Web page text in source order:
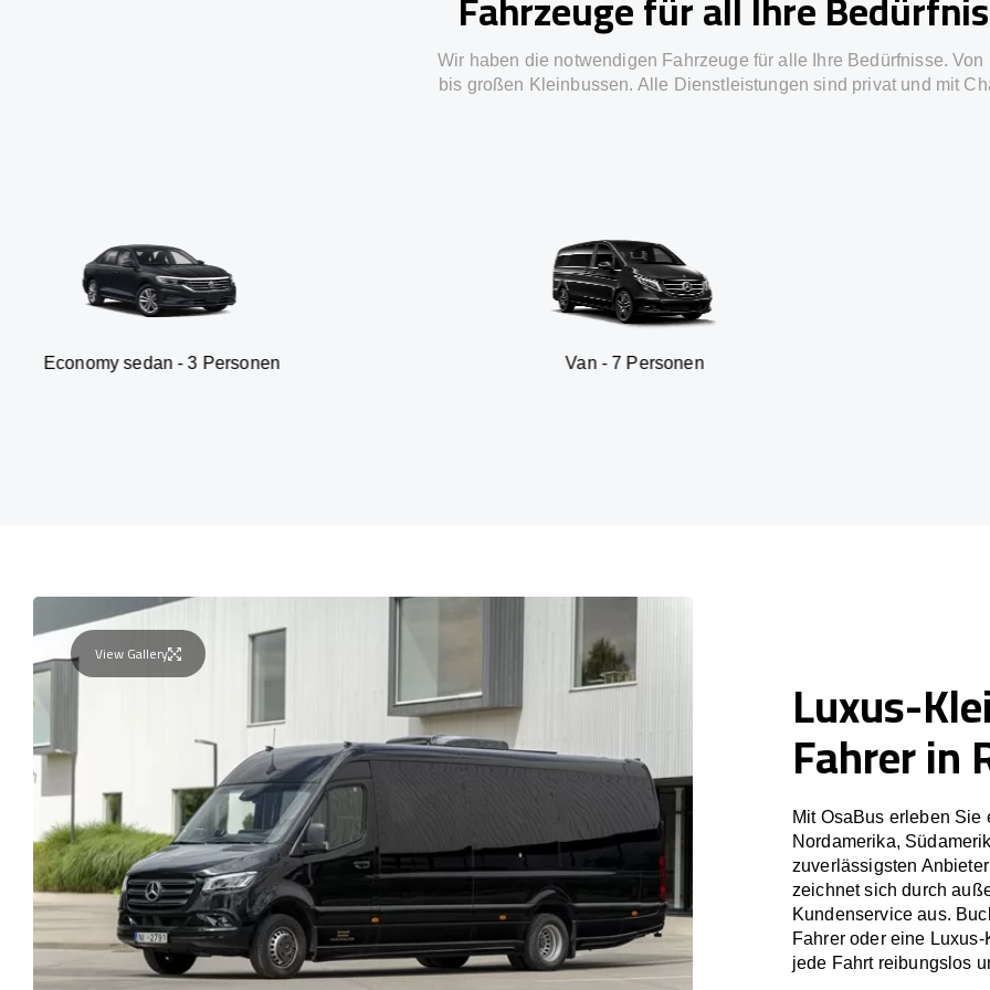
Wir haben die notwendigen Fahrzeuge für alle Ihre Bedürfnisse. Von
bis großen Kleinbussen. Alle Dienstleistungen sind privat und mit
- 3 Personen Van - 7 Personen SUV - 3
View Gallery
Luxus-
Fahrer in
Mit OsaBus erleben
Nordamerika,
zuverlässigsten
zeichnet sich durch
Kundenservice aus.
Fahrer oder eine
jede Fahrt reibungslos